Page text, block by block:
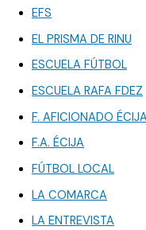
EFS
EL PRISMA DE RINU
ESCUELA FÚTBOL
ESCUELA RAFA FDEZ
F. AFICIONADO ÉCIJA
F.A. ÉCIJA
FÚTBOL LOCAL
LA COMARCA
LA ENTREVISTA